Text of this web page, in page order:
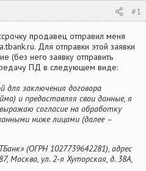
#1
продавец отправил меня
Для отправки этой заявки
(без него заявку отправить
ПД в следующем виде:
для заключения договора
и предоставляя свои данные, я
согласие на обработку
ниже лицами (далее –
(ОГРН 1027739642281), адрес
Москва, ул. 2-я Хуторская, д. 38А,